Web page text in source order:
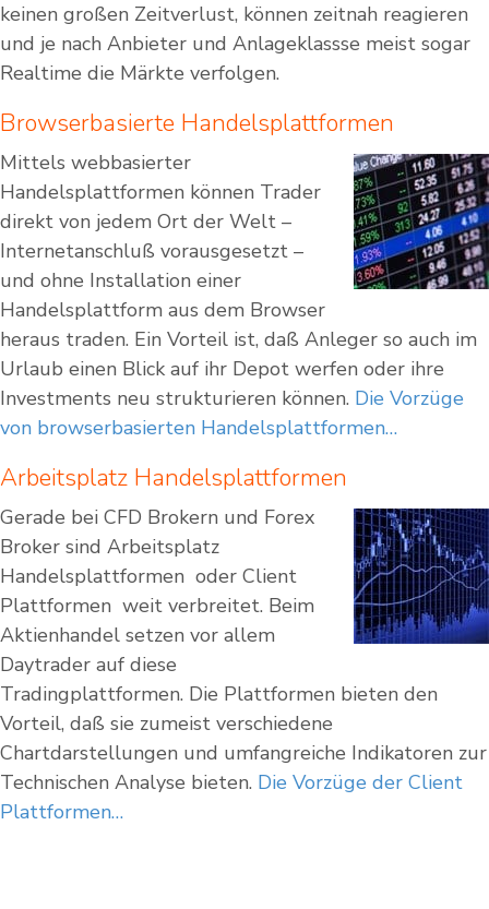
keinen großen Zeitverlust, können zeitnah reagieren
und je nach Anbieter und Anlageklassse meist sogar
Realtime die Märkte verfolgen.
Browserbasierte Handelsplattformen
Mittels webbasierter
Handelsplattformen können Trader
direkt von jedem Ort der Welt –
Internetanschluß vorausgesetzt –
und ohne Installation einer
Handelsplattform aus dem Browser
heraus traden. Ein Vorteil ist, daß Anleger so auch im
Urlaub einen Blick auf ihr Depot werfen oder ihre
Investments neu strukturieren können. Die Vorzüge
von browserbasierten Handelsplattformen…
Arbeitsplatz Handelsplattformen
Gerade bei CFD Brokern und Forex
Broker sind Arbeitsplatz
Handelsplattformen  oder Client
Plattformen  weit verbreitet. Beim
Aktienhandel setzen vor allem
Daytrader auf diese
Tradingplattformen. Die Plattformen bieten den
Vorteil, daß sie zumeist verschiedene
Chartdarstellungen und umfangreiche Indikatoren zur
Technischen Analyse bieten. Die Vorzüge der Client
Plattformen…